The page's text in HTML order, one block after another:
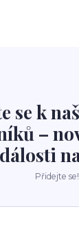
se k
–
Přidejte se!